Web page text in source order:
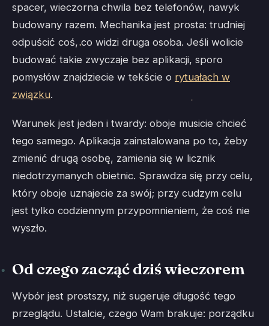
spacer, wieczorna chwila bez telefonów, nawyk
budowany razem. Mechanika jest prosta: trudniej
odpuścić coś, co widzi druga osoba. Jeśli wolicie
budować takie zwyczaje bez aplikacji, sporo
pomysłów znajdziecie w tekście o rytuałach w
związku.
Warunek jest jeden i twardy: oboje musicie chcieć
tego samego. Aplikacja zainstalowana po to, żeby
zmienić drugą osobę, zamienia się w licznik
niedotrzymanych obietnic. Sprawdza się przy celu,
który oboje uznajecie za swój; przy cudzym celu
jest tylko codziennym przypomnieniem, że coś nie
wyszło.
Od czego zacząć dziś wieczorem
Wybór jest prostszy, niż sugeruje długość tego
przeglądu. Ustalcie, czego Wam brakuje: porządku